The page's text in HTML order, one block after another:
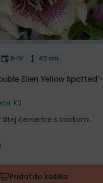
želaní
Doba kvitnutia
II-IV Výška rastliny
40 cm
Ellen Yellow Spotted'-
K1l
žltej čemerice s bodkami.
Pridať do košíka